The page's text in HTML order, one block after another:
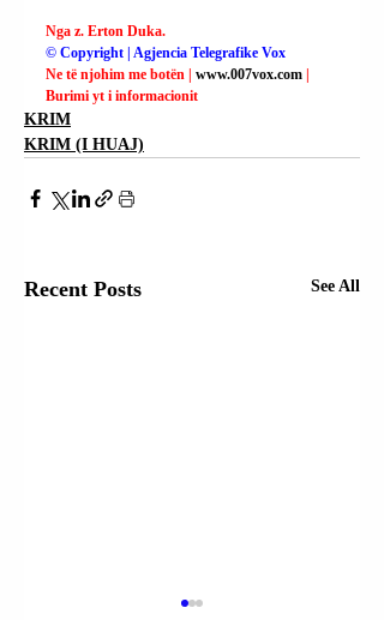
Nga z. Erton Duka.
© Copyright | Agjencia Telegrafike Vox
Ne të njohim me botën | www.007vox.com
Burimi yt i informacionit
KRIM
KRIM (I HUAJ)
Recent Posts See All